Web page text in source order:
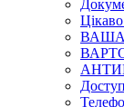
ВАША